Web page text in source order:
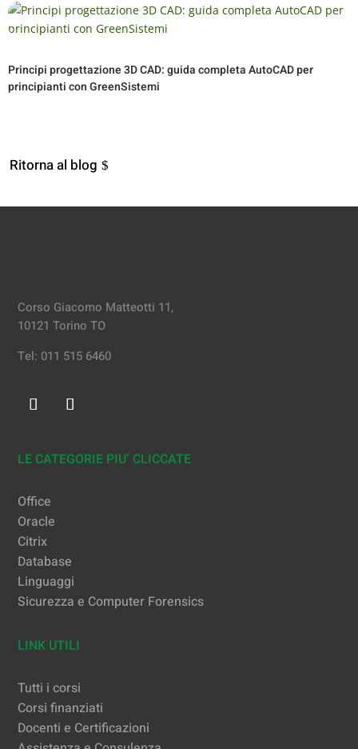
Principi progettazione 3D CAD: guida completa AutoCAD per
principianti con GreenSistemi
Ritorna al blog
Corso Giacomo Matteotti 11,
10121 Torino TO
Tel: 011 515 6460
LE CATEGORIE PIU’ CLICCATE
Office
Oracle
Citrix
Database
Linguaggi
Sicurezza e Computer Forensics
LINK UTILI
Tutti i corsi
Corsi finanziati
Docenti e Certificazioni